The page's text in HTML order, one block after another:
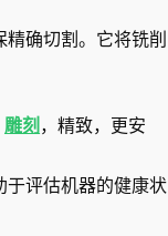
确切割。它将铣削
雕刻 ，精致，更安
于评估机器的健康状